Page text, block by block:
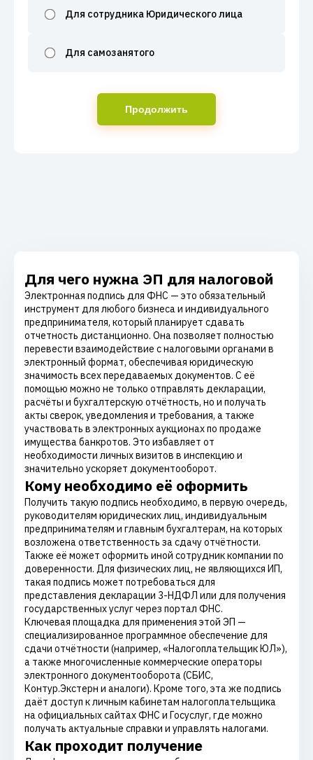
Для сотрудника Юридического лица
Для самозанятого
Продолжить
Для чего нужна ЭП для налоговой
Электронная подпись для ФНС — это обязательный
инструмент для любого бизнеса и индивидуального
предпринимателя, который планирует сдавать
отчетность дистанционно. Она позволяет полностью
перевести взаимодействие с налоговыми органами в
электронный формат, обеспечивая юридическую
значимость всех передаваемых документов. С её
помощью можно не только отправлять декларации,
расчёты и бухгалтерскую отчётность, но и получать
акты сверок, уведомления и требования, а также
участвовать в электронных аукционах по продаже
имущества банкротов. Это избавляет от
необходимости личных визитов в инспекцию и
значительно ускоряет документооборот.
Кому необходимо её оформить
Получить такую подпись необходимо, в первую очередь,
руководителям юридических лиц, индивидуальным
предпринимателям и главным бухгалтерам, на которых
возложена ответственность за сдачу отчётности.
Также её может оформить иной сотрудник компании по
доверенности. Для физических лиц, не являющихся ИП,
такая подпись может потребоваться для
представления декларации 3-НДФЛ или для получения
государственных услуг через портал ФНС.
Ключевая площадка для применения этой ЭП —
специализированное программное обеспечение для
сдачи отчётности (например, «Налогоплательщик ЮЛ»),
а также многочисленные коммерческие операторы
электронного документооборота (СБИС,
Контур.Экстерн и аналоги). Кроме того, эта же подпись
даёт доступ к личным кабинетам налогоплательщика
на официальных сайтах ФНС и Госуслуг, где можно
получать актуальные справки и управлять налогами.
Как проходит получение